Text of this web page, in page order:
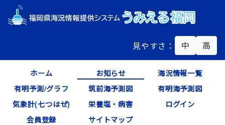
見やすさ： 中 高
ホーム お知らせ
海況情報一覧
有明予測/グラフ
筑前海予測図
有明海予測図
気象計(七つはぜ)
栄養塩・病害
ログイン
会員登録
サイトマップ